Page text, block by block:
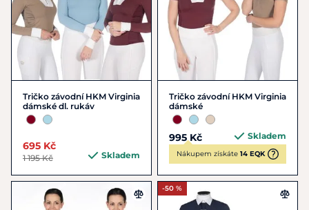
Tričko závodní HKM Virginia
dámské dl. rukáv
695 Kč
1 195 Kč Skladem
Tričko závodní HKM Virginia
dámské
995 Kč Skladem
Nákupem získáte 14 EQK
-50 %